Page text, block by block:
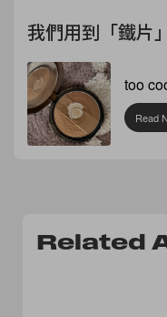
我們用到「鐵片
too
Read
Related